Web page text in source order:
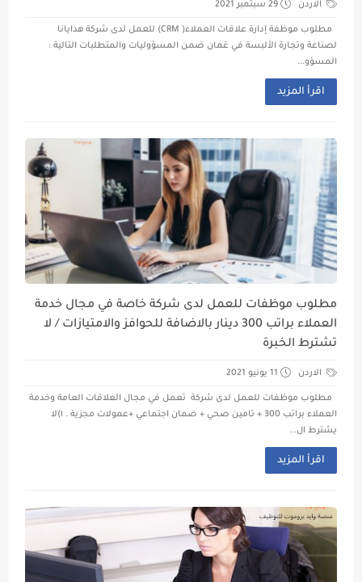
الاردن 29 سبتمبر 2021
مطلوب موظفة إدارة علاقات العملاء( CRM) للعمل لدى شركة هدايانا
لصناعة وتجارة الألبسة في عَمان ضمن المسؤوليات والمتطلبات التالية :
المسؤو...
اقرأ المزيد
مطلوب موظفات للعمل لدى شركة خاصة في مجال خدمة
العملاء براتب 300 دينار بالاضافة للحوافز والامتيازات / لا
تشترط الخبرة
الاردن 11 يونيو 2021
مطلوب موظفات للعمل لدى شركة تعمل في مجال العلاقات العامة وخدمة
العملاء براتب 300 + تامين صحي + ضمان اجتماعي +عمولات مجزية . ١)لا
يشترط ال...
اقرأ المزيد